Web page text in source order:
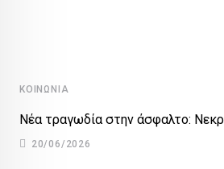
ΚΟΙΝΩΝΊΑ
Νέα τραγωδία στην άσφαλτο:
20/06/2026